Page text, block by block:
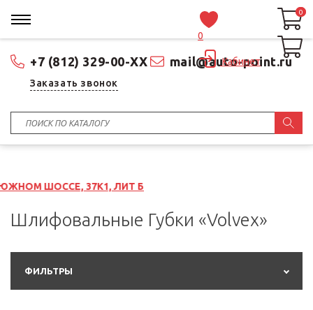
+7 (812) 329-00-XX mail@auto-point.ru
Заказать звонок
0
Кабинет
0
0
37К1, ЛИТ Б
Шлифовальные Губки «Volvex»
ФИЛЬТРЫ